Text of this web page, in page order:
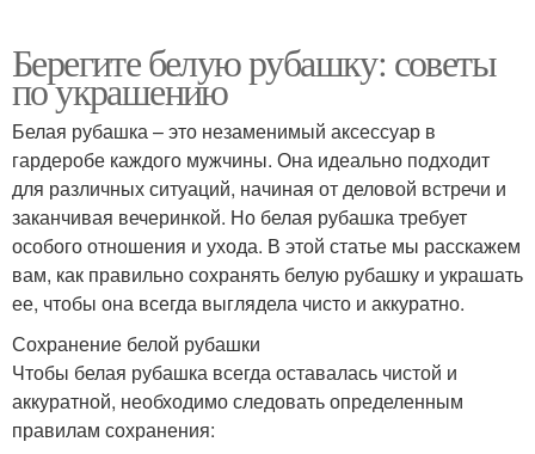
Берегите белую рубашку: советы
по украшению
Белая рубашка – это незаменимый аксессуар в
гардеробе каждого мужчины. Она идеально подходит
для различных ситуаций, начиная от деловой встречи и
заканчивая вечеринкой. Но белая рубашка требует
особого отношения и ухода. В этой статье мы расскажем
вам, как правильно сохранять белую рубашку и украшать
ее, чтобы она всегда выглядела чисто и аккуратно.
Сохранение белой рубашки
Чтобы белая рубашка всегда оставалась чистой и
аккуратной, необходимо следовать определенным
правилам сохранения: